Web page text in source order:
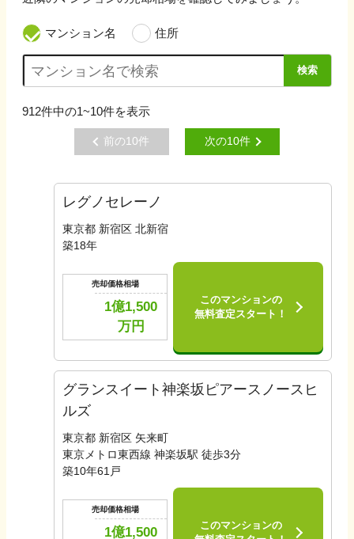
マンション名 住所
検索
912件中の1~10件を表示
前の10件 次の10件
レグノセレーノ
東京都 新宿区 北新宿
築18年
売却価格相場
1億1,500
万円
このマンションの
無料査定スタート！
グランスイート神楽坂ピアースノースヒ
ルズ
東京都 新宿区 矢来町
東京メトロ東西線 神楽坂駅 徒歩3分
築10年61 戸
売却価格相場
1億1,500
このマンションの